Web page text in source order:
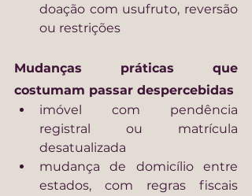
doação com usufruto, reversão
ou restrições
Mudanças práticas que
costumam passar despercebidas
imóvel com pendência
registral ou matrícula
desatualizada
mudança de domicílio entre
estados, com regras fiscais